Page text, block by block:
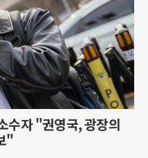
수자 "권영국, 광장의
"